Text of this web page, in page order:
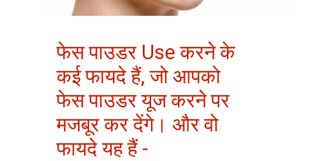
फेस पाउडर Use करने के
कई फायदे हैं, जो आपको
फेस पाउडर यूज करने पर
मजबूर कर देंगे। और वो
फायदे यह हैं -